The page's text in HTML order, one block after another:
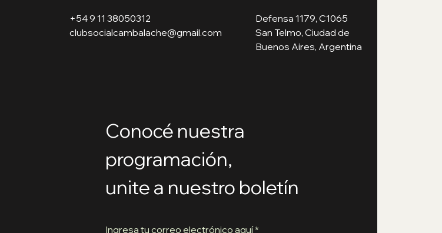
+54 9 11 38050312
clubsocialcambalache@gmail.com
Defensa 1179, C1065
San Telmo, Ciudad de
Buenos Aires, Argentina
Conocé nuestra
programación,
unite a nuestro boletín
Ingresa tu correo electrónico aquí